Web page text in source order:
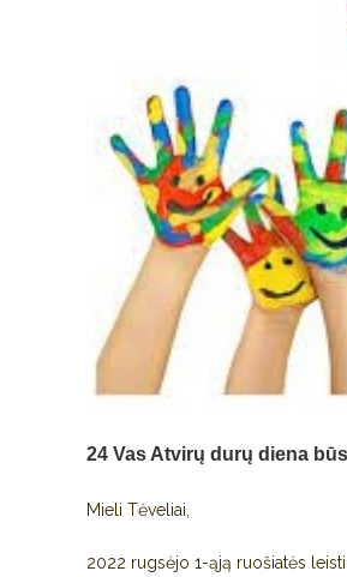
24 Vas Atvirų durų diena
Mieli Tėveliai,
2022 rugsėjo 1-ąją ruošiatės